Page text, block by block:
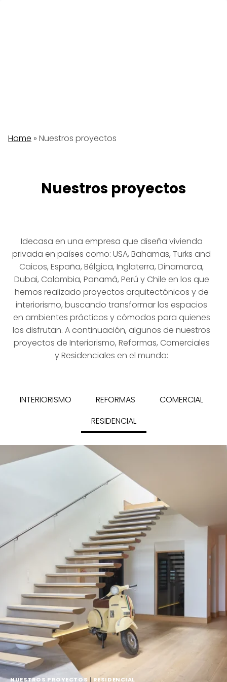
Home » Nuestros proyectos
Nuestros proyectos
Idecasa en una empresa que diseña vivienda
privada en países como: USA, Bahamas, Turks and
Caicos, España, Bélgica, Inglaterra, Dinamarca,
Dubai, Colombia, Panamá, Perú y Chile en los que
hemos realizado proyectos arquitectónicos y de
interiorismo, buscando transformar los espacios
en ambientes prácticos y cómodos para quienes
los disfrutan. A continuación, algunos de nuestros
proyectos de Interiorismo, Reformas, Comerciales
y Residenciales en el mundo:
INTERIORISMO REFORMAS
COMERCIAL
RESIDENCIAL
NUESTROS PROYECTOS | RESIDENCIAL